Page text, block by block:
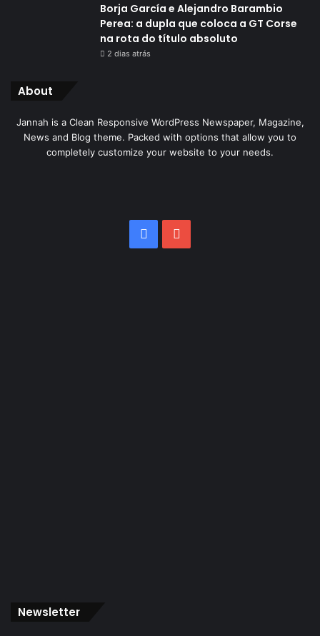
Borja García e Alejandro Barambio
Perea: a dupla que coloca a GT Corse
na rota do título absoluto
2 dias atrás
About
Jannah is a Clean Responsive WordPress Newspaper, Magazine,
News and Blog theme. Packed with options that allow you to
completely customize your website to your needs.
Facebook
Newsletter